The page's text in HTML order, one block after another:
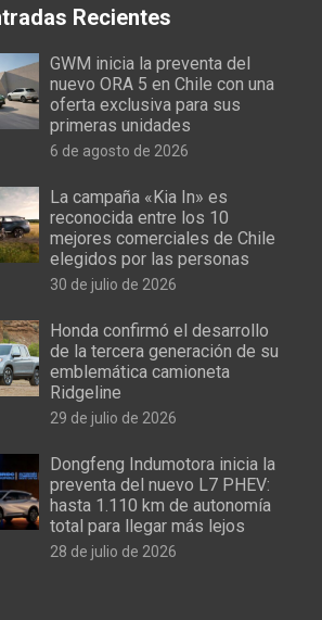
Recientes
GWM inicia la preventa del
nuevo ORA 5 en Chile con una
oferta exclusiva para sus
primeras unidades
6 de agosto de 2026
La campaña «Kia In» es
reconocida entre los 10
mejores comerciales de Chile
elegidos por las personas
30 de julio de 2026
Honda confirmó el desarrollo
de la tercera generación de su
emblemática camioneta
Ridgeline
29 de julio de 2026
Dongfeng Indumotora inicia la
preventa del nuevo L7 PHEV:
hasta 1.110 km de autonomía
total para llegar más lejos
28 de julio de 2026